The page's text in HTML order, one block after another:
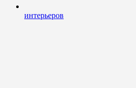
интерьеров